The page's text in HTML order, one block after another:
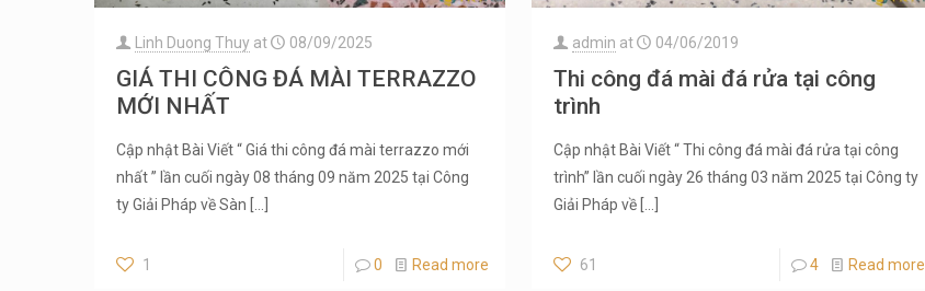
Linh Duong Thuy at 08/09/2025
GIÁ THI CÔNG ĐÁ MÀI TERRAZZO
MỚI NHẤT
Cập nhật Bài Viết “ Giá thi công đá mài terrazzo mới
nhất ” lần cuối ngày 08 tháng 09 năm 2025 tại Công
ty Giải Pháp về Sàn
1 0 Read more
admin at 04/06/2019
Thi công đá mài đá rửa tại công
trình
Cập nhật Bài Viết “ Thi công đá mài đá rửa tại công
trình” lần cuối ngày 26 tháng 03 năm 2025 tại Công ty
Giải Pháp về[…]
61 4 Read more